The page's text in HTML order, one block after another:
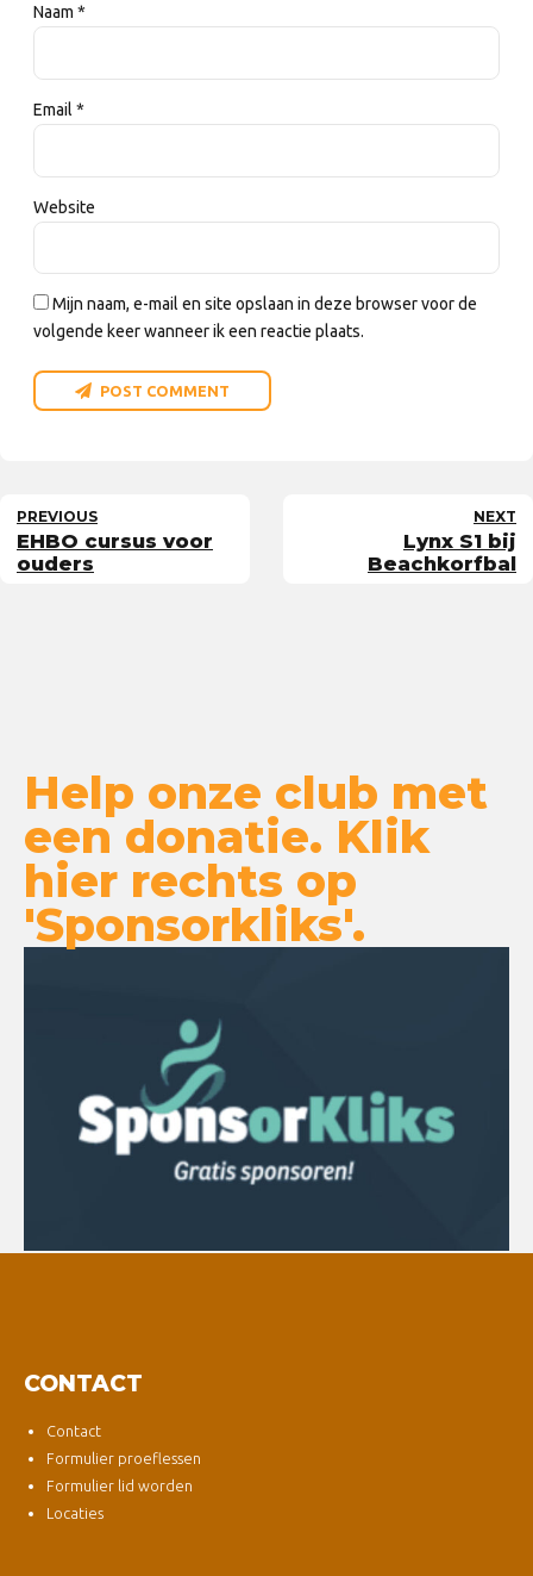
Naam *
Email *
Website
Mijn naam, e-mail en site opslaan in deze browser voor de
volgende keer wanneer ik een reactie plaats.
POST COMMENT
PREVIOUS
EHBO cursus voor
ouders
NEXT
Lynx S1 bij
Beachkorfbal
Help onze club met
een donatie. Klik
hier rechts op
'Sponsorkliks'.
CONTACT
Contact
Formulier proeflessen
Formulier lid worden
Locaties